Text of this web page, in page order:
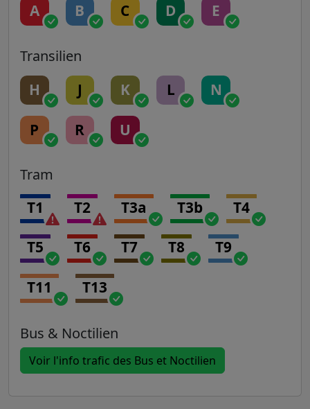
A B C D E
Transilien
H J K L N
P R U
Tram
T1 T2 T3a T3b T4
T5 T6 T7 T8 T9
T11 T13
Bus & Noctilien
Voir l'info trafic des Bus et Noctilien